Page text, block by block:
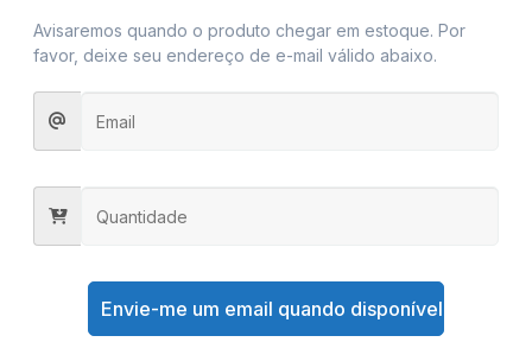
Avisaremos quando o produto chegar em estoque. Por
favor, deixe seu endereço de e-mail válido abaixo.
Envie-me um email quando disponível